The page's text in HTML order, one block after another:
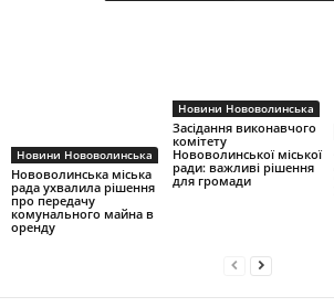
Новини Нововолинська
Нововолинська міська
рада ухвалила рішення
про передачу
комунального майна в
оренду
Новини Нововолинська
Засідання виконавчого
комітету
Нововолинської міської
ради: важливі рішення
для громади